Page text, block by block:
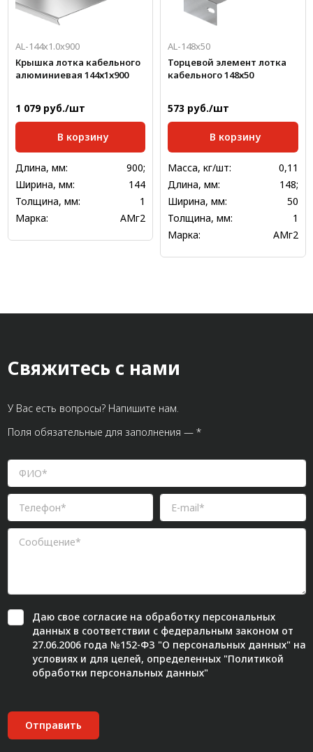
AL-144х1.0x900
Крышка лотка кабельного
алюминиевая 144х1х900
1 079 руб./шт
В корзину
Длина, мм:
900;
Ширина, мм:
144
Толщина, мм:
1
Марка:
АМг2
AL-148х50
Торцевой элемент лотка
кабельного 148х50
573 руб./шт
В корзину
Масса, кг/шт:
0,11
Длина, мм:
148;
Ширина, мм:
50
Толщина, мм:
1
Марка:
АМг2
Свяжитесь с нами
У Вас есть вопросы? Напишите нам.
Поля обязательные для заполнения — *
Даю свое согласиена обработку персональных
данных в соответствии с федеральным законом от
27.06.2006 года №152-ФЗ "О персональных данных" на
условиях и для целей, определенных "Политикой
обработки персональных данных"
Отправить